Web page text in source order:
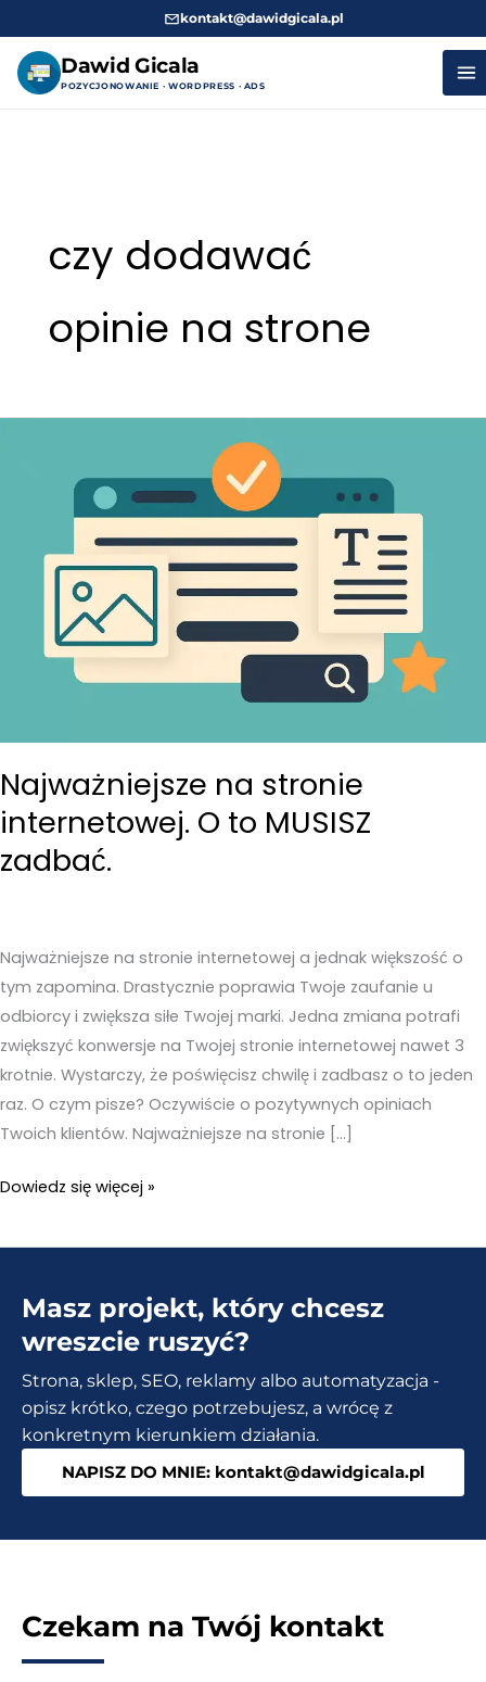
kontakt@dawidgicala.pl
Dawid Gicala
POZYCJONOWANIE · WORDPRESS · ADS
czy dodawać
opinie na strone
Najważniejsze na stronie
internetowej. O to MUSISZ
zadbać.
Najważniejsze na stronie internetowej a jednak większość o
tym zapomina. Drastycznie poprawia Twoje zaufanie u
odbiorcy i zwiększa siłe Twojej marki. Jedna zmiana potrafi
zwiększyć konwersje na Twojej stronie internetowej nawet 3
krotnie. Wystarczy, że poświęcisz chwilę i zadbasz o to jeden
raz. O czym pisze? Oczywiście o pozytywnych opiniach
Twoich klientów. Najważniejsze na stronie […]
Najważniejsze
stronie
zadbać.
Dowiedz się więcej »
Masz projekt, który chcesz
wreszcie ruszyć?
Strona, sklep, SEO, reklamy albo automatyzacja -
opisz krótko, czego potrzebujesz, a wrócę z
konkretnym kierunkiem działania.
NAPISZ DO MNIE: kontakt@dawidgicala.pl
Czekam na Twój kontakt